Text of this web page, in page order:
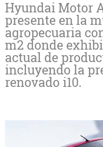
Hyundai Motor
presente en la
agropecuaria
m2 donde
actual de
incluyendo la
renovado i10.